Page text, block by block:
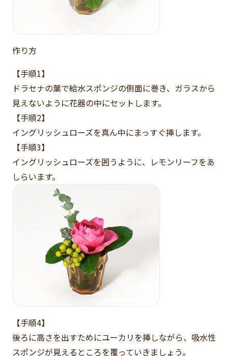
作り方
【手順1】
ドラセナの葉で給水スポンジの側面に巻き、ガラスから
見えないように花器の中にセットします。
【手順2】
イングリッシュローズを真ん中にまっすぐ挿します。
【手順3】
イングリッシュローズを囲うように、レモンリーフをあ
しらいます。
【手順4】
後ろに高さを出すためにユーカリを挿しながら、吸水性
スポンジが見えるところを覆っていきましょう。